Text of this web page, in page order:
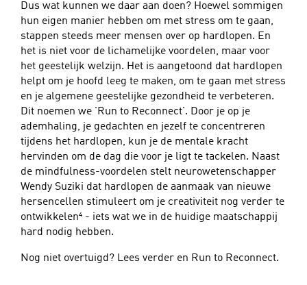
Dus wat kunnen we daar aan doen? Hoewel sommigen
hun eigen manier hebben om met stress om te gaan,
stappen steeds meer mensen over op hardlopen. En
het is niet voor de lichamelijke voordelen, maar voor
het geestelijk welzijn. Het is aangetoond dat hardlopen
helpt om je hoofd leeg te maken, om te gaan met stress
en je algemene geestelijke gezondheid te verbeteren.
Dit noemen we 'Run to Reconnect'. Door je op je
ademhaling, je gedachten en jezelf te concentreren
tijdens het hardlopen, kun je de mentale kracht
hervinden om de dag die voor je ligt te tackelen. Naast
de mindfulness-voordelen stelt neurowetenschapper
Wendy Suziki dat hardlopen de aanmaak van nieuwe
hersencellen stimuleert om je creativiteit nog verder te
ontwikkelen⁴ - iets wat we in de huidige maatschappij
hard nodig hebben.
Nog niet overtuigd? Lees verder en Run to Reconnect.